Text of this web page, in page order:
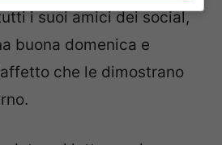
i suoi amici dei social,
buona domenica e
che le dimostrano